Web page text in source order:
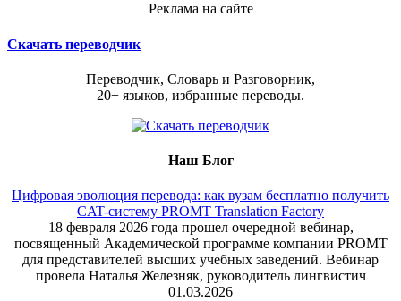
Реклама на сайте
Скачать переводчик
Переводчик, Словарь и Разговорник,
20+ языков, избранные переводы.
Наш Блог
Цифровая эволюция перевода: как вузам бесплатно получить
CAT-систему PROMT Translation Factory
18 февраля 2026 года прошел очередной вебинар,
посвященный Академической программе компании PROMT
для представителей высших учебных заведений. Вебинар
провела Наталья Железняк, руководитель лингвистич
01.03.2026